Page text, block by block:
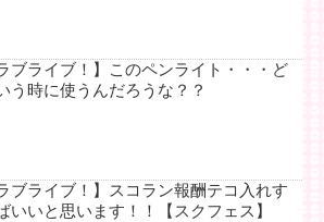
ラブライブ！】このペンライト・・・ど
う時に使うんだろうな？？
ラブライブ！】スコラン報酬テコ入れす
いいと思います！！【スクフェス】